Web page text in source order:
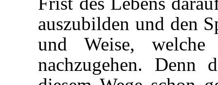
auszubilden und den
und Weise,
nachzugehen. Denn